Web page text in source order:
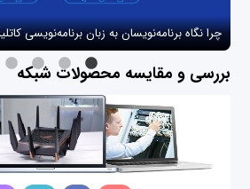
چرا نگاه برنامه‌نویسان به زبان برنامه‌نویسی
بررسی و مقایسه محصولات شبکه